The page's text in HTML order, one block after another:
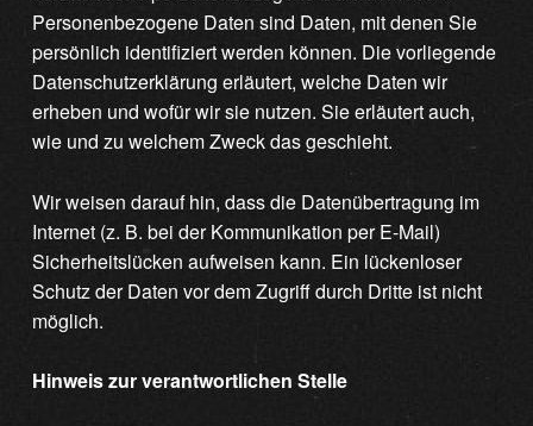
Personenbezogene Daten sind Daten, mit denen Sie
persönlich identifiziert werden können. Die vorliegende
Datenschutzerklärung erläutert, welche Daten wir
erheben und wofür wir sie nutzen. Sie erläutert auch,
wie und zu welchem Zweck das geschieht.
Wir weisen darauf hin, dass die Datenübertragung im
Internet (z. B. bei der Kommunikation per E-Mail)
Sicherheitslücken aufweisen kann. Ein lückenloser
Schutz der Daten vor dem Zugriff durch Dritte ist nicht
möglich.
Hinweis zur verantwortlichen Stelle